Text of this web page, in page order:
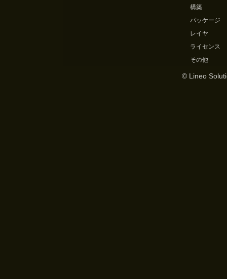
構築
パッケージ
レイヤ
ライセンス
その他
© Lineo